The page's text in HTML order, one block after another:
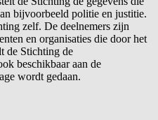
bijvoorbeeld politie en justitie.
zelf. De deelnemers zijn
en organisaties die door het
de Stichting de
beschikbaar aan de
wordt gedaan.